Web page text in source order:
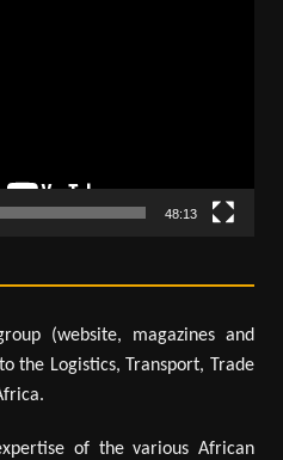
48:13
(website, magazines and
the Logistics, Transport, Trade
of the various African